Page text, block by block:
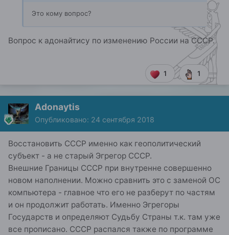
Это кому вопрос?
Вопрос к адонайтису по изменению России на СССР.
1 1
Adonaytis
Опубликовано: 24 сентября 2018
Восстановить СССР именно как геополитический
субъект - а не старый Эгрегор СССР.
Внешние Границы СССР при внутренне совершенно
новом наполнении. Можно сравнить это с заменой ОС
компьютера - главное что его не разберут по частям
и он продолжит работать. Именно Эгрегоры
Государств и определяют Судьбу Страны т.к. там уже
все прописано. СССР распался также по программе